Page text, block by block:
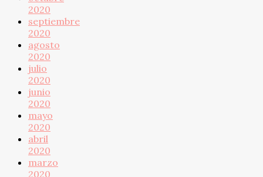
2020
septiembre
2020
agosto
2020
julio
2020
junio
2020
mayo
2020
abril
2020
marzo
2020